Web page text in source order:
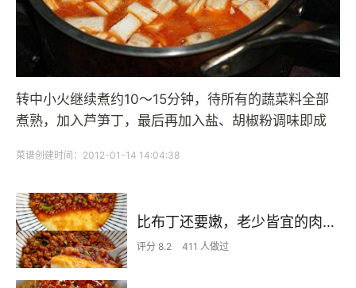
转中小火继续煮约10～15分钟，待所有的蔬菜料全部
煮熟，加入芦笋丁，最后再加入盐、胡椒粉调味即成
菜谱创建时间：2012-01-14 14:04:38
比布丁还要嫩，老少皆宜的肉沫蒸蛋
评分 8.2 411 人做过